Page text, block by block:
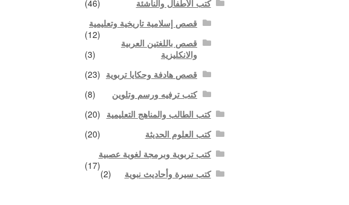
كتب الأطفال والناشئة
(46)
قصص إسلامية تاريخية وتعليمية
(12)
قصص باللغتين العربية
والانكليزية
(3)
قصص هادفة وحكايا تربوية (23)
كتب ترفيه ورسم وتلوين
(8)
كتب الطالب والمناهج التعليمية (20)
كتب العلوم الحديثة
(20)
كتب تربوية وبرمجة لغوية عصبية
(17)
كتب سيرة وأحاديث نبوية (2)